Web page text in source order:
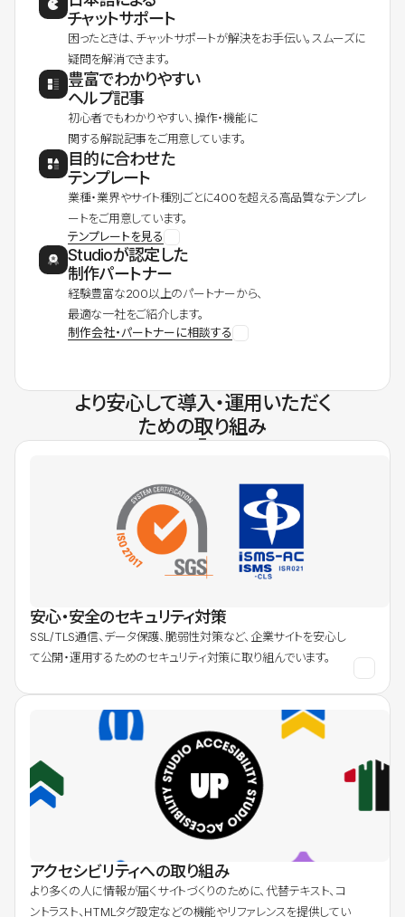
チャットサポート
困ったときは、チャットサポートが解決をお手伝い。スムーズに
疑問を解消できます。
豊富でわかりやすい
ヘルプ記事
初心者でもわかりやすい、操作・機能に
関する解説記事をご用意しています。
目的に合わせた
テンプレート
業種・業界やサイト種別ごとに400を超える高品質なテンプレ
ートをご用意しています。
テンプレートを見る
Studioが認定した
制作パートナー
経験豊富な200以上のパートナーから、
最適な一社をご紹介します。
制作会社・パートナーに相談する
より安心して導入・運用いただく
ための取り組み
安心・安全のセキュリティ対策
SSL/TLS通信、データ保護、脆弱性対策など、企業サイトを安心し
て公開・運用するためのセキュリティ対策に取り組んでいます。
アクセシビリティへの取り組み
より多くの人に情報が届くサイトづくりのために、代替テキスト、コ
ントラスト、HTMLタグ設定などの機能やリファレンスを提供してい